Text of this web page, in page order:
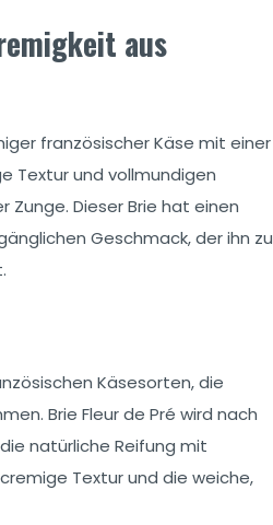
aus
französischer Käse mit einer
Textur und vollmundigen
Dieser Brie hat einen
Geschmack, der ihn zu
Käsesorten, die
Brie Fleur de Pré wird nach
natürliche Reifung mit
Textur und die weiche,